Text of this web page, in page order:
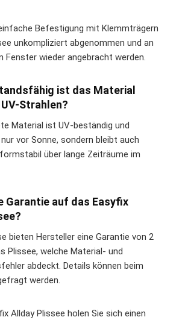
Befestigung mit Klemmträgern
unkompliziert abgenommen und an
Fenster wieder angebracht werden.
ist das Material
Strahlen?
Material ist UV-beständig und
vor Sonne, sondern bleibt auch
über lange Zeiträume im
Garantie auf das Easyfix
bieten Hersteller eine Garantie von 2
Plissee, welche Material- und
abdeckt. Details können beim
werden.
Allday Plissee holen Sie sich einen